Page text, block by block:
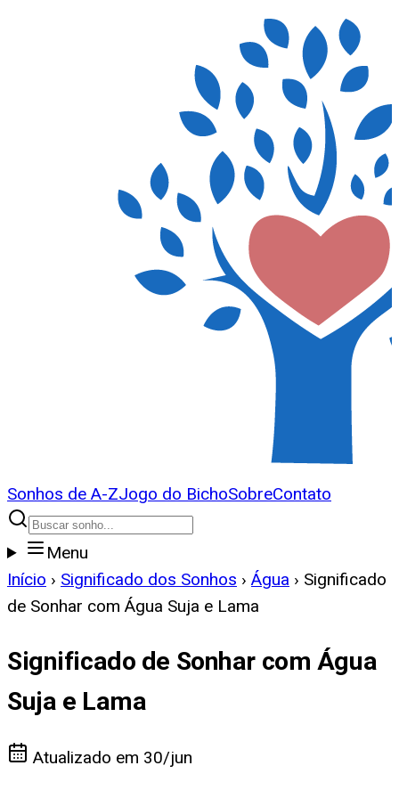
Sonhos de A-ZJogo do BichoSobreContato
Menu
Início › Significado dos Sonhos › Água › Significado
de Sonhar com Água Suja e Lama
Significado de Sonhar com Água
Suja e Lama
Atualizado em 30/jun